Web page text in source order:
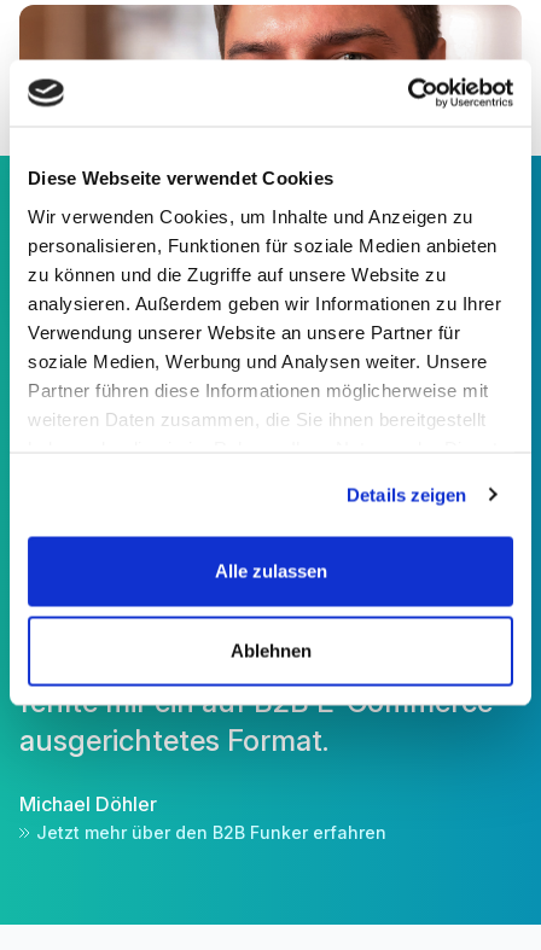
Diese Webseite verwendet Cookies
Wir verwenden Cookies, um Inhalte und Anzeigen zu
personalisieren, Funktionen für soziale Medien anbieten
zu können und die Zugriffe auf unsere Website zu
analysieren. Außerdem geben wir Informationen zu Ihrer
Verwendung unserer Website an unsere Partner für
soziale Medien, Werbung und Analysen weiter. Unsere
Partner führen diese Informationen möglicherweise mit
weiteren Daten zusammen, die Sie ihnen bereitgestellt
Details zeigen
Alle zulassen
Ablehnen
B2B E-Commerce Begeisterten eine
Plattform bieten.
Nach Jahren des täglichen Podcast
fehlte mir ein auf B2B E-Commerce
ausgerichtetes Format.
Michael Döhler
Jetzt mehr über den B2B Funker erfahren